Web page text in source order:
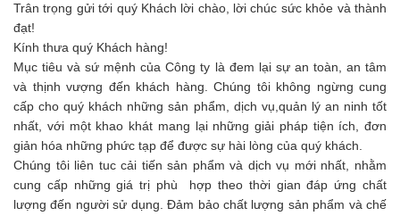
Trân trọng gửi tới quý Khách lời chào, lời chúc sức khỏe và thành
đạt!
Kính thưa quý Khách hàng!
Mục tiêu và sứ mệnh của Công ty là đem lại sự an toàn, an tâm
và thịnh vượng đến khách hàng. Chúng tôi không ngừng cung
cấp cho quý khách những sản phẩm, dịch vụ,quản lý an ninh tốt
nhất, với một khao khát mang lại những giải pháp tiện ích, đơn
giản hóa những phức tạp để được sự hài lòng của quý khách.
Chúng tôi liên tuc cải tiến sản phẩm và dịch vụ mới nhất, nhằm
cung cấp những giá trị phù hợp theo thời gian đáp ứng chất
lượng đến người sử dụng. Đảm bảo chất lượng sản phẩm và chế